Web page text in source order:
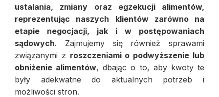
ustalania, zmiany oraz egzekucji alimentów,
reprezentując naszych klientów zarówno na
etapie negocjacji, jak i w postępowaniach
sądowych. Zajmujemy się również sprawami
związanymi z roszczeniami o podwyższenie lub
obniżenie alimentów, dbając o to, aby kwoty te
były adekwatne do aktualnych potrzeb i
możliwości stron.